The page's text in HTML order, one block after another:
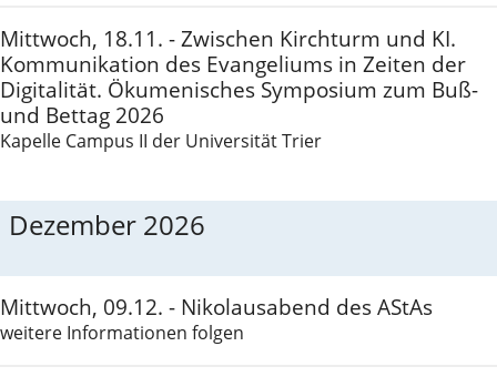
Mittwoch, 18.11. - Zwischen Kirchturm und KI.
Kommunikation des Evangeliums in Zeiten der
Digitalität. Ökumenisches Symposium zum Buß-
und Bettag 2026
Kapelle Campus II der Universität Trier
Dezember 2026
Mittwoch, 09.12. - Nikolausabend des AStAs
weitere Informationen folgen